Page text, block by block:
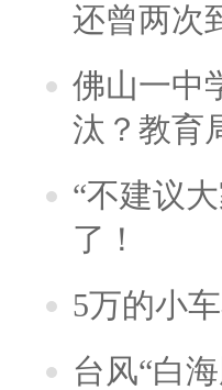
还曾两次
佛山一中
汰？教育
“不建议
了！
5万的小
台风“白